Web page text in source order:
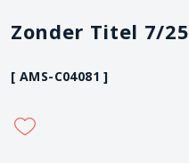
Zonder Titel 7/25
[ AMS-C04081 ]